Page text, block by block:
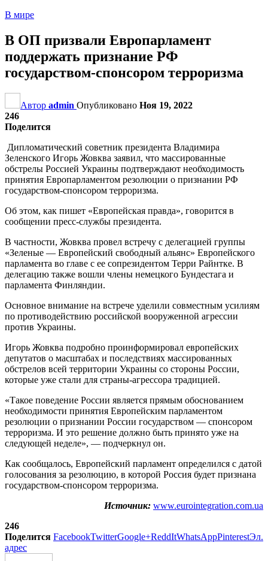
В мире
В ОП призвали Европарламент
поддержать признание РФ
государством-спонсором терроризма
Автор admin Опубликовано Ноя 19, 2022
246
Поделится
Дипломатический советник президента Владимира
Зеленского Игорь Жовква заявил, что массированные
обстрелы Россией Украины подтверждают необходимость
принятия Европарламентом резолюции о признании РФ
государством-спонсором терроризма.
Об этом, как пишет «Европейская правда», говорится в
сообщении пресс-службы президента.
В частности, Жовква провел встречу с делегацией группы
«Зеленые — Европейский свободный альянс» Европейского
парламента во главе с ее сопрезидентом Терри Райнтке. В
делегацию также вошли члены немецкого Бундестага и
парламента Финляндии.
Основное внимание на встрече уделили совместным усилиям
по противодействию российской вооруженной агрессии
против Украины.
Игорь Жовква подробно проинформировал европейских
депутатов о масштабах и последствиях массированных
обстрелов всей территории Украины со стороны России,
которые уже стали для страны-агрессора традицией.
«Такое поведение России является прямым обоснованием
необходимости принятия Европейским парламентом
резолюции о признании России государством — спонсором
терроризма. И это решение должно быть принято уже на
следующей неделе», — подчеркнул он.
Как сообщалось, Европейский парламент определился с датой
голосования за резолюцию, в которой Россия будет признана
государством-спонсором терроризма.
Источник: www.eurointegration.com.ua
246
Поделится FacebookTwitterGoogle+ReddItWhatsAppPinterestЭл.
адрес